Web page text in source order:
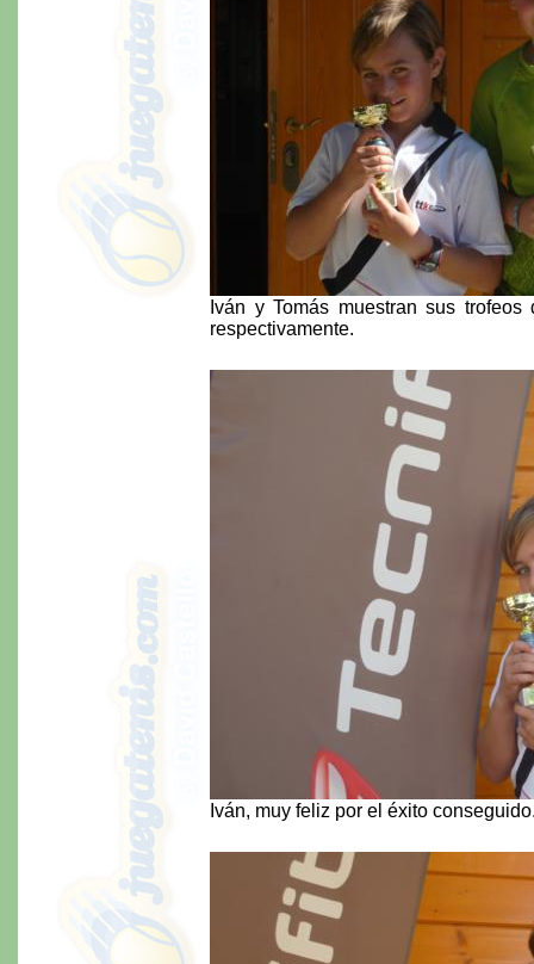
Iván y Tomás muestran sus
respectivamente.
Iván, muy feliz por el éxito